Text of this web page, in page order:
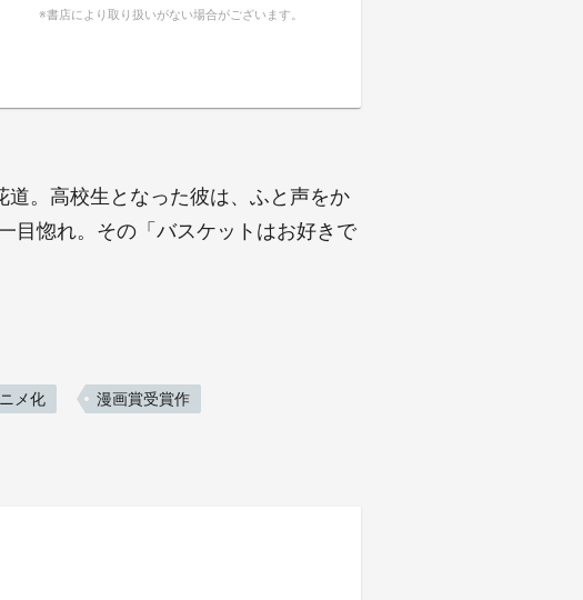
※書店により取り扱いがない場合がございます。
。高校生となった彼は、ふと声をか
目惚れ。その「バスケットはお好きで
メ化 漫画賞受賞作